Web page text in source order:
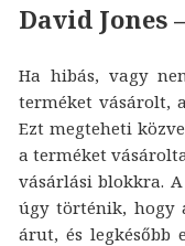
David Jones
Ha hibás, vagy
terméket vásárolt,
Ezt megteheti
a terméket
vásárlási blokkra. A
úgy történik, hogy
árut, és legkésőbb